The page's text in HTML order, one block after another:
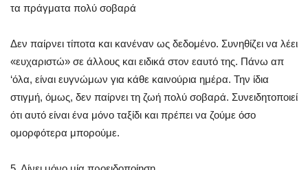
τα πράγματα πολύ σοβαρά
Δεν παίρνει τίποτα και κανέναν ως δεδομένο. Συνηθίζει να λέει
«ευχαριστώ» σε άλλους και ειδικά στον εαυτό της. Πάνω απ
‘όλα, είναι ευγνώμων για κάθε καινούρια ημέρα. Την ίδια
στιγμή, όμως, δεν παίρνει τη ζωή πολύ σοβαρά. Συνειδητοποιεί
ότι αυτό είναι ένα μόνο ταξίδι και πρέπει να ζούμε όσο
ομορφότερα μπορούμε.